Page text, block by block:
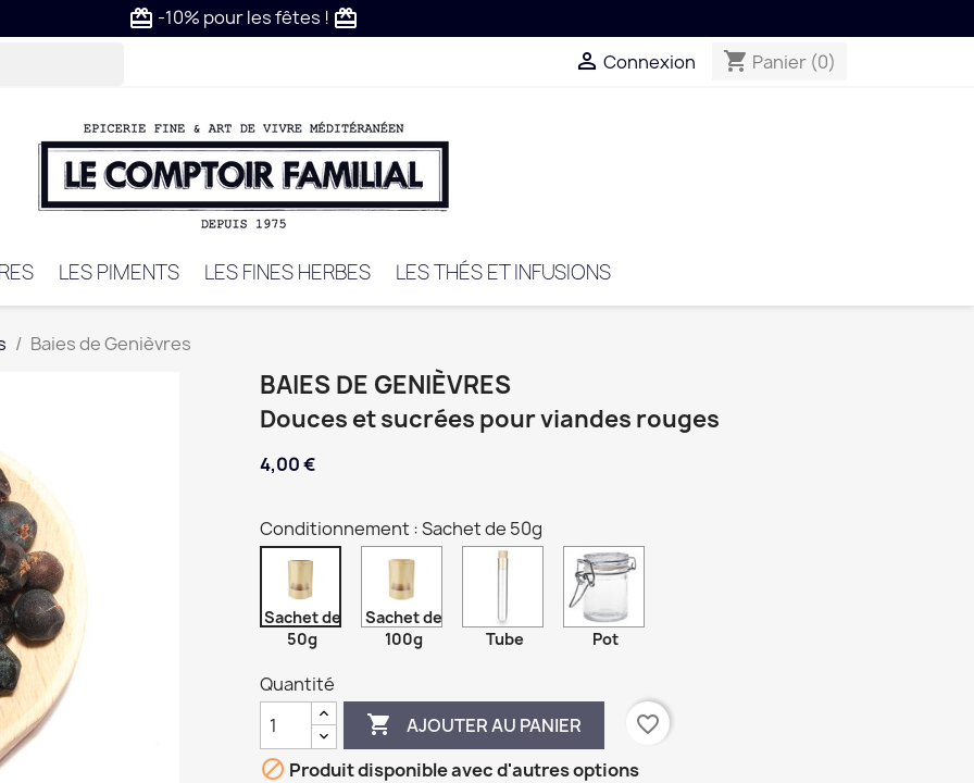
card_giftcard -10% pour les fêtes ! card_giftcard
 Connexion shopping_cart Panier (0)
LES PIMENTS LES FINES HERBES LES THÉS ET INFUSIONS
Baies de Genièvres
BAIES DE GENIÈVRES
Douces et sucrées pour viandes rouges
4,00 €
Conditionnement : Sachet de 50g
Sachet de
50g
Sachet de
100g
Tube Pot
Quantité
 AJOUTER AU PANIER
favorite_border
 Produit disponible avec d'autres options